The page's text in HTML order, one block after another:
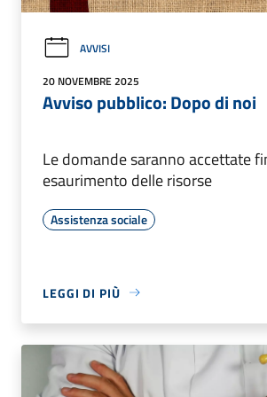
AVVISI
20 NOVEMBRE 2025
Avviso pubblico: Dopo di noi
Le domande saranno accettate
esaurimento delle risorse
Assistenza sociale
LEGGI DI PIÙ